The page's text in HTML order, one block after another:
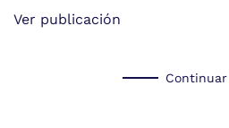
Ver publicación